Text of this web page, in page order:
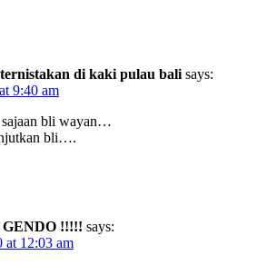
di kaki pulau bali says:
9:40 am
bli wayan…
bli….
!!!!! says:
at 12:03 am